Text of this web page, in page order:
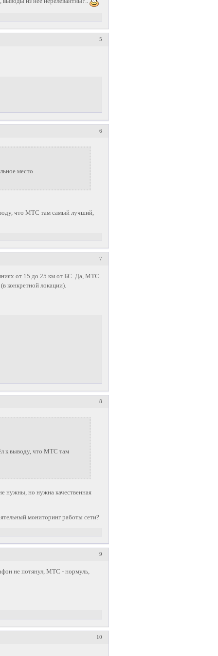
5
6
место
что МТС там самый лучший,
7
от 15 до 25 км от БС. Да, МТС.
конкретной локации).
8
к выводу, что МТС там
нужны, но нужна качественная
мониторинг работы сети?
9
не потянул, МТС - нормуль,
10